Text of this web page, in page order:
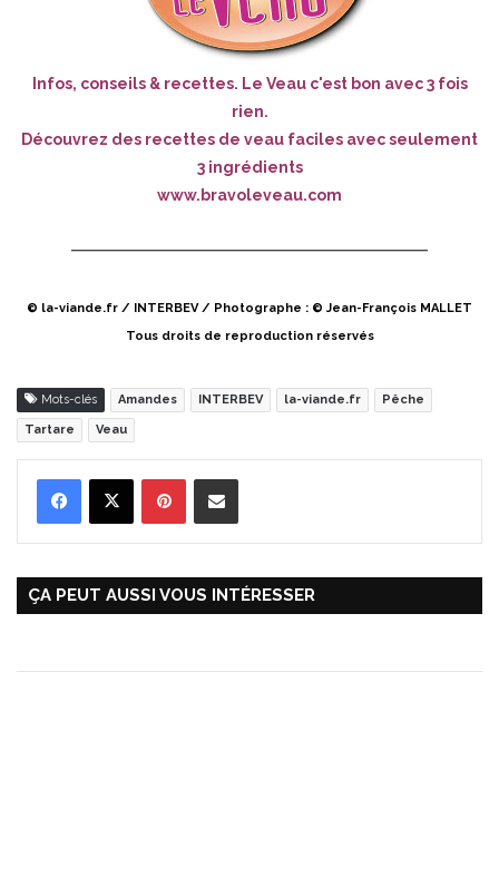
Infos, conseils & recettes. Le Veau c'est bon avec 3 fois
rien.
Découvrez des recettes de veau faciles avec seulement
3 ingrédients
www.bravoleveau.com
© la-viande.fr / INTERBEV / Photographe : © Jean-François MALLET
Tous droits de reproduction réservés
Mots-clés Amandes INTERBEV la-viande.fr Pêche
Tartare Veau
ÇA PEUT AUSSI VOUS INTÉRESSER